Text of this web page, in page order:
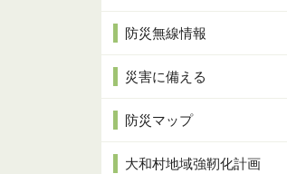
防災無線情報
災害に備える
防災マップ
大和村地域強靭化計画